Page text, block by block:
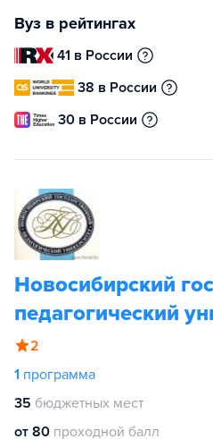
Вуз в рейтингах
41 в России
38 в России
30 в России
Новосибирский
педагогический
2
1 программа
35 бюджетных мест
от 80 проходной балл